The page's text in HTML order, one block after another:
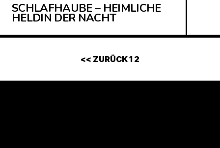
SCHLAFHAUBE – HEIMLICHE
HELDIN DER NACHT
<< ZURÜCK1 2